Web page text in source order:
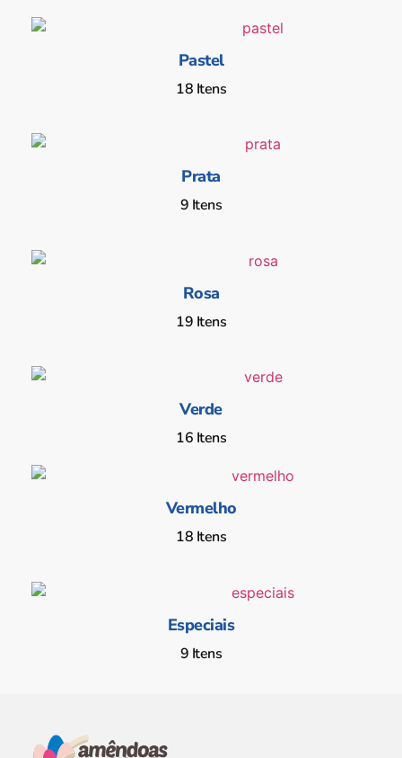
Pastel
18 Itens
Prata
9 Itens
Rosa
19 Itens
Verde
16 Itens
Vermelho
18 Itens
Especiais
9 Itens